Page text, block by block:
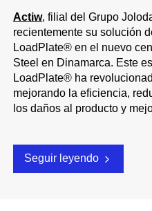
Actiw, filial del Grupo
recientemente su solución
LoadPlate® en el nuevo
Steel en Dinamarca. Este
LoadPlate® ha
mejorando la eficiencia,
los daños al producto y
Seguir leyendo